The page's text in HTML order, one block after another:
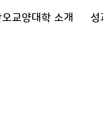
오교양대학 소개 성